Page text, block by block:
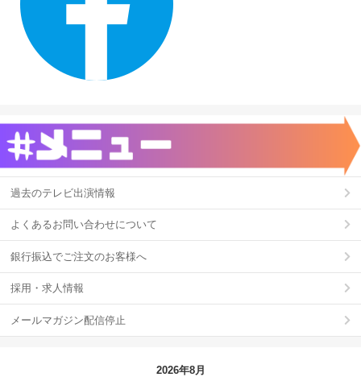
過去のテレビ出演情報
よくあるお問い合わせについて
銀行振込でご注文のお客様へ
採用・求人情報
メールマガジン配信停止
2026年8月